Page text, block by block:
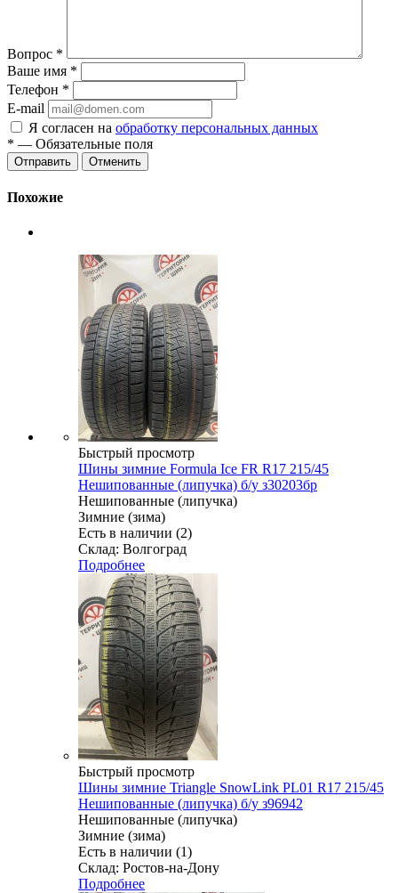
Вопрос *
Ваше имя *
Телефон *
E-mail
Я согласен на обработку персональных данных
* — Обязательные поля
Отменить
Похожие
Быстрый просмотр
Шины зимние Formula Ice FR R17 215/45
Нешипованные (липучка) б/у з30203бр
Нешипованные (липучка)
Зимние (зима)
Есть в наличии (2)
Склад: Волгоград
Подробнее
Быстрый просмотр
Шины зимние Triangle SnowLink PL01 R17 215/45
Нешипованные (липучка) б/у з96942
Нешипованные (липучка)
Зимние (зима)
Есть в наличии (1)
Склад: Ростов-на-Дону
Подробнее